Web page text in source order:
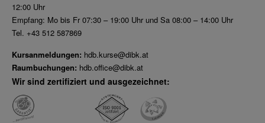
12:00 Uhr
Empfang: Mo bis Fr 07:30 – 19:00 Uhr und Sa 08:00 – 14:00 Uhr
Tel. +43 512 587869
Kursanmeldungen: hdb.kurse@dibk.at
Raumbuchungen: hdb.office@dibk.at
Wir sind zertifiziert und ausgezeichnet: